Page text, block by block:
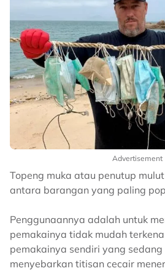
Advertisement
Topeng muka atau penutup
antara barangan yang paling
Penggunaannya adalah untuk
pemakainya tidak mudah
pemakainya sendiri yang
menyebarkan titisan cecair